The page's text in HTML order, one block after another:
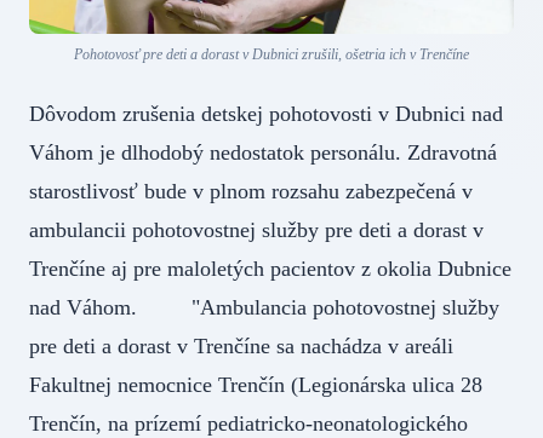
Pohotovosť pre deti a dorast v Dubnici zrušili, ošetria ich v Trenčíne
Dôvodom zrušenia detskej pohotovosti v Dubnici nad
Váhom je dlhodobý nedostatok personálu. Zdravotná
starostlivosť bude v plnom rozsahu zabezpečená v
ambulancii pohotovostnej služby pre deti a dorast v
Trenčíne aj pre maloletých pacientov z okolia Dubnice
nad Váhom. "Ambulancia pohotovostnej služby
pre deti a dorast v Trenčíne sa nachádza v areáli
Fakultnej nemocnice Trenčín (Legionárska ulica 28
Trenčín, na prízemí pediatricko-neonatologického